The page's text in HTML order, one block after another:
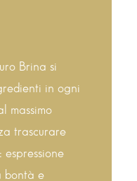
Brina si
in ogni
massimo
trascurare
espressione
bontà e